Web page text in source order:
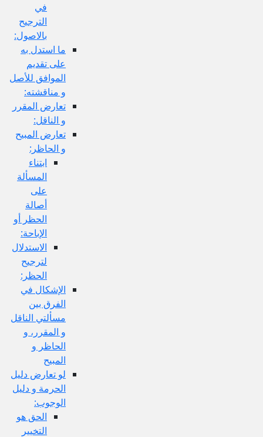
الترجيح
بالاصول:
ما استدل به
على تقديم
الموافق للأصل
و مناقشته:
تعارض المقرر
و الناقل:
تعارض المبيح
و الحاظر:
ابتناء
المسألة
الحظر أو
الإباحة:
الاستدلال
لترجيح
الحظر:
الإشكال في
الفرق بين
مسألتي الناقل
و المقرر، و
الحاظر و
لو تعارض دليل
الحرمة و دليل
الوجوب:
الحق هو